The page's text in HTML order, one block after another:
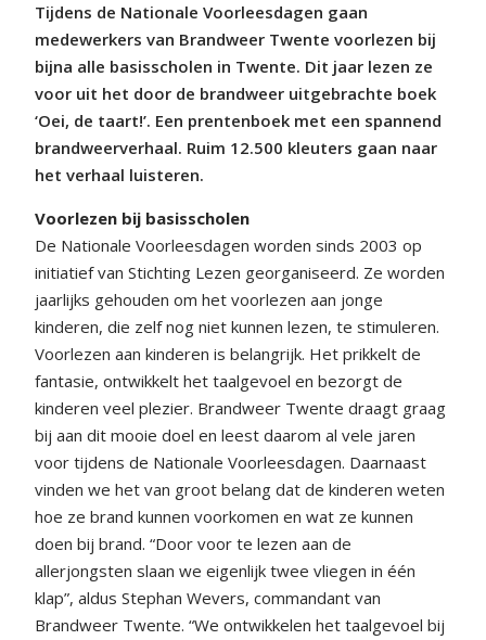
Tijdens de Nationale Voorleesdagen gaan
medewerkers van Brandweer Twente voorlezen bij
bijna alle basisscholen in Twente. Dit jaar lezen ze
voor uit het door de brandweer uitgebrachte boek
‘Oei, de taart!’. Een prentenboek met een spannend
brandweerverhaal. Ruim 12.500 kleuters gaan naar
het verhaal luisteren.
Voorlezen bij basisscholen
De Nationale Voorleesdagen worden sinds 2003 op
initiatief van Stichting Lezen georganiseerd. Ze worden
jaarlijks gehouden om het voorlezen aan jonge
kinderen, die zelf nog niet kunnen lezen, te stimuleren.
Voorlezen aan kinderen is belangrijk. Het prikkelt de
fantasie, ontwikkelt het taalgevoel en bezorgt de
kinderen veel plezier. Brandweer Twente draagt graag
bij aan dit mooie doel en leest daarom al vele jaren
voor tijdens de Nationale Voorleesdagen. Daarnaast
vinden we het van groot belang dat de kinderen weten
hoe ze brand kunnen voorkomen en wat ze kunnen
doen bij brand. “Door voor te lezen aan de
allerjongsten slaan we eigenlijk twee vliegen in één
klap”, aldus Stephan Wevers, commandant van
Brandweer Twente. “We ontwikkelen het taalgevoel bij